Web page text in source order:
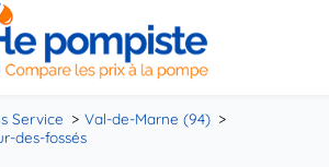
Service
Val-de-Marne (94)
des-fossés